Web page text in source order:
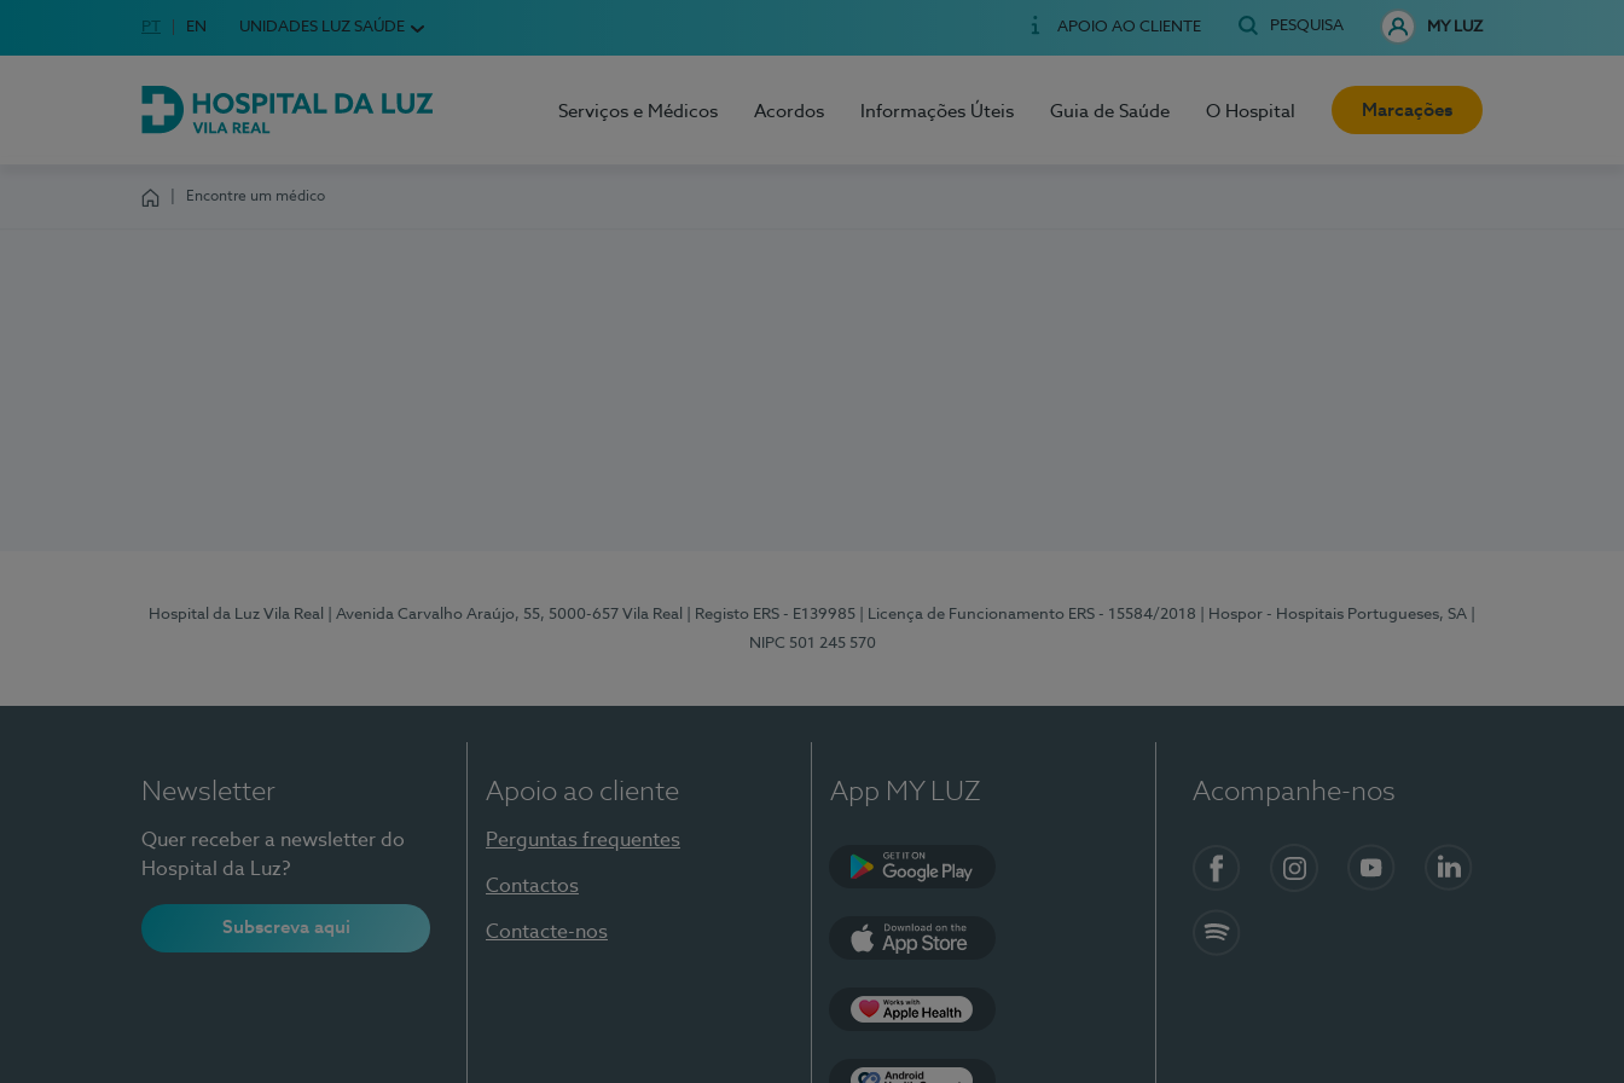
Escolha o seu idioma
Idioma em Português
PT English Language
EN UNIDADES LUZ SAÚDE APOIO AO CLIENTE PESQUISA MY LUZ
Hospital da Luz Vila Real
Serviços e Médicos Acordos Informações Úteis Guia de Saúde O Hospital Marcações
Encontre um médico
Hospital da Luz Vila Real | Avenida Carvalho Araújo, 55, 5000-657 Vila Real | Registo ERS - E139985 | Licença de Funcionamento ERS - 15584/2018 | Hospor - Hospitais Portugueses, SA
NIPC 501 245 570
Newsletter
Quer receber a newsletter do
Hospital da Luz?
Subscreva aqui
Apoio ao cliente
Perguntas frequentes
Contactos
Contacte-nos
App MY LUZ Acompanhe-nos